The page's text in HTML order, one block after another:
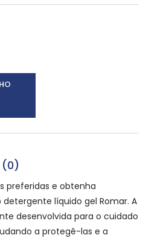
(0)
preferidas e obtenha
líquido gel Romar. A
desenvolvida para o cuidado
a protegê-las e a